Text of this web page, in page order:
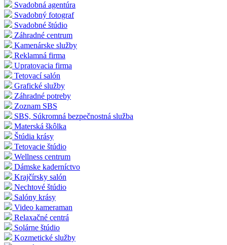
Svadobná agentúra
Svadobný fotograf
Svadobné štúdio
Záhradné centrum
Kamenárske služby
Reklamná firma
Upratovacia firma
Tetovací salón
Grafické služby
Záhradné potreby
Zoznam SBS
SBS, Súkromná bezpečnostná služba
Materská škôlka
Štúdia krásy
Tetovacie štúdio
Wellness centrum
Dámske kaderníctvo
Krajčírsky salón
Nechtové štúdio
Salóny krásy
Video kameraman
Relaxačné centrá
Solárne štúdio
Kozmetické služby